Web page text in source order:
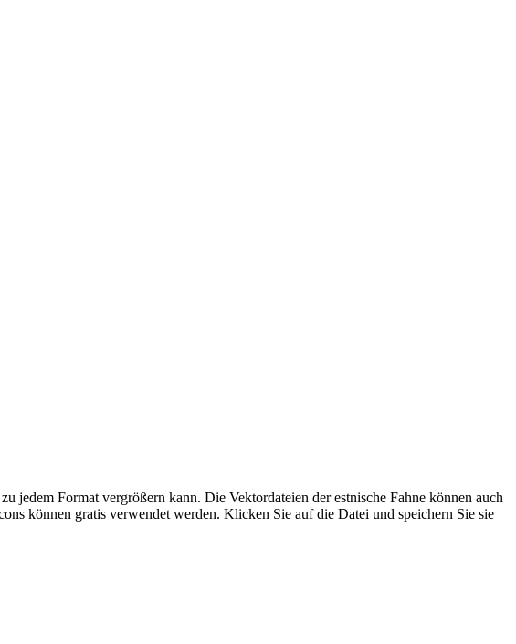
jedem Format vergrößern kann. Die Vektordateien der estnische Fahne können auch
können gratis verwendet werden. Klicken Sie auf die Datei und speichern Sie sie